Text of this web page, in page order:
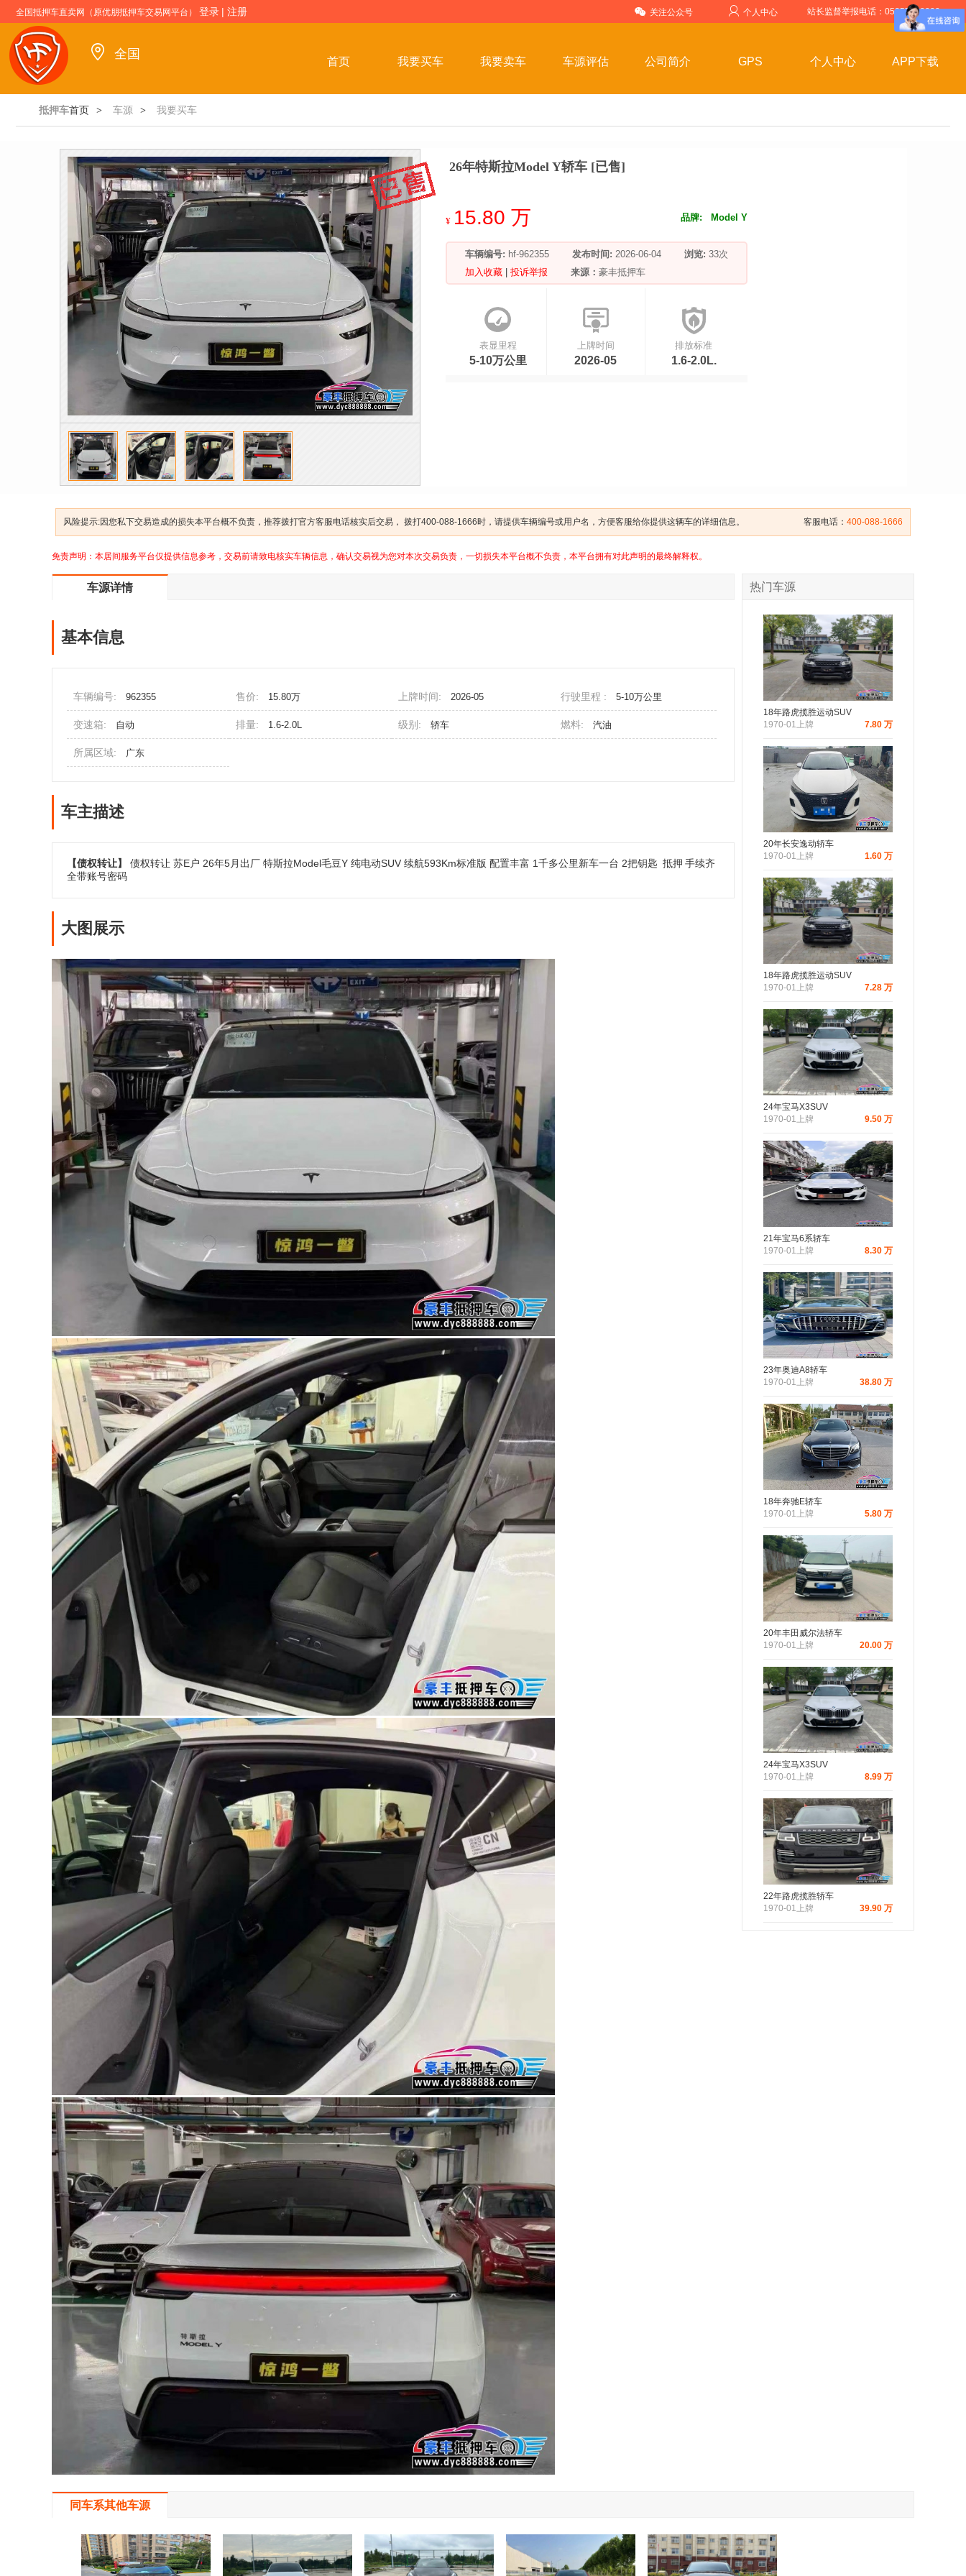
关注公众号 个人中心 站长监督举报电话：05357599999
全国抵押车直卖网（原优朋抵押车交易网平台） 登录 | 注册
全国
首页 我要买车 我要卖车 车源评估 公司简介 GPS 个人中心 APP下载
抵押车首页 > 车源 > 我要买车
26年特斯拉Model Y轿车 [已售]
¥ 15.80 万 品牌: Model Y
车辆编号: hf-962355 发布时间: 2026-06-04 浏览: 33次
加入收藏
投诉举报 来源： 豪丰抵押车
表显里程
5-10万公里
上牌时间
2026-05
排放标准
1.6-2.0L.
客服电话： 400-088-1666
风险提示:因您私下交易造成的损失本平台概不负责，推荐拨打官方客服电话核实后交易， 拨打400-088-1666时，请提供车辆编号或用户名，方便客服给你提供这辆车的详细信息。
免责声明：本居间服务平台仅提供信息参考，交易前请致电核实车辆信息，确认交易视为您对本次交易负责，一切损失本平台概不负责，本平台拥有对此声明的最终解释权。
车源详情
基本信息
车辆编号: 962355 售价: 15.80万 上牌时间: 2026-05 行驶里程 : 5-10万公里
变速箱: 自动 排量: 1.6-2.0L 级别: 轿车 燃料: 汽油
所属区域: 广东
车主描述
【债权转让】 债权转让 苏E户 26年5月出厂 特斯拉Model毛豆Y 纯电动SUV 续航593Km标准版 配置丰富 1千多公里新车一台 2把钥匙 抵押 手续齐
全带账号密码
大图展示
热门车源
18年路虎揽胜运动SUV
1970-01上牌
7.80 万
20年长安逸动轿车
1970-01上牌
1.60 万
18年路虎揽胜运动SUV
1970-01上牌
7.28 万
24年宝马X3SUV
1970-01上牌
9.50 万
21年宝马6系轿车
1970-01上牌
8.30 万
23年奥迪A8轿车
1970-01上牌
38.80 万
18年奔驰E轿车
1970-01上牌
5.80 万
20年丰田威尔法轿车
1970-01上牌
20.00 万
24年宝马X3SUV
1970-01上牌
8.99 万
22年路虎揽胜轿车
1970-01上牌
39.90 万
同车系其他车源